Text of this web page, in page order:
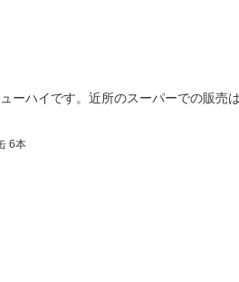
ハイです。近所のスーパーでの販売
6本